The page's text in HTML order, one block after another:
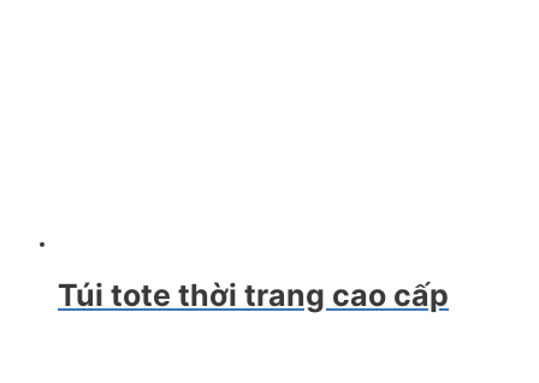
Túi tote thời trang cao cấp